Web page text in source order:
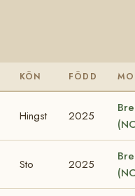
KÖN FÖDD
Hingst 2025
Sto 2025